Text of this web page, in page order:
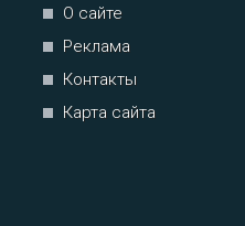
О сайте
Реклама
Контакты
Карта сайта